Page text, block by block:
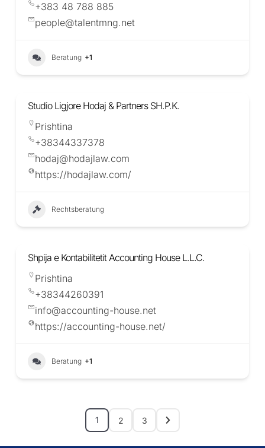
+383 48 788 885
people@talentmng.net
Beratung +1
Studio Ligjore Hodaj & Partners SH.P.K.
Prishtina
+38344337378
hodaj@hodajlaw.com
https://hodajlaw.com/
Rechtsberatung
Shpija e Kontabilitetit Accounting House L.L.C.
Prishtina
+38344260391
info@accounting-house.net
https://accounting-house.net/
Beratung +1
1 2 3